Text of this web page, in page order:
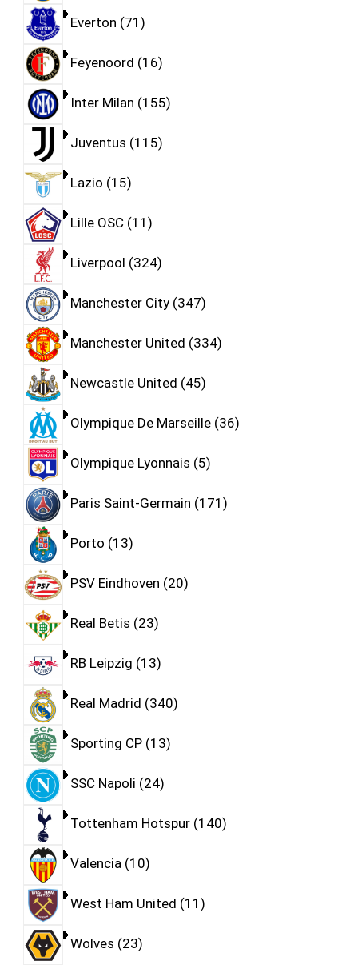
Everton 71
Feyenoord 16
Inter Milan 155
Juventus 115
Lazio 15
Lille OSC 11
Liverpool 324
Manchester City 347
Manchester United 334
Newcastle United 45
Olympique De Marseille 36
Olympique Lyonnais 5
Paris Saint-Germain 171
Porto 13
PSV Eindhoven 20
Real Betis 23
RB Leipzig 13
Real Madrid 340
Sporting CP 13
SSC Napoli 24
Tottenham Hotspur 140
Valencia 10
West Ham United 11
Wolves 23